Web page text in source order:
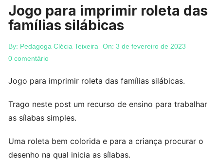
Jogo para imprimir roleta das
famílias silábicas
By: Pedagoga Clécia Teixeira On:3 de fevereiro de 2023
0 comentário
Jogo para imprimir roleta das famílias silábicas.
Trago neste post um recurso de ensino para trabalhar
as sílabas simples.
Uma roleta bem colorida e para a criança procurar o
desenho na qual inicia as sílabas.